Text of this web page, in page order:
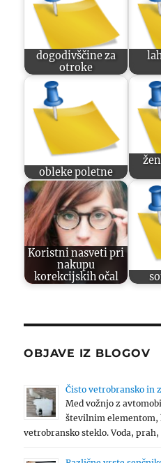
dogodivščine za
otroke
obleke poletne
Koristni nasveti pri
nakupu
korekcijskih očal
OBJAVE IZ BLOGOV
Čisto vetrobransko in
Med vožnjo z
številnim elementom,
vetrobransko steklo. Voda,